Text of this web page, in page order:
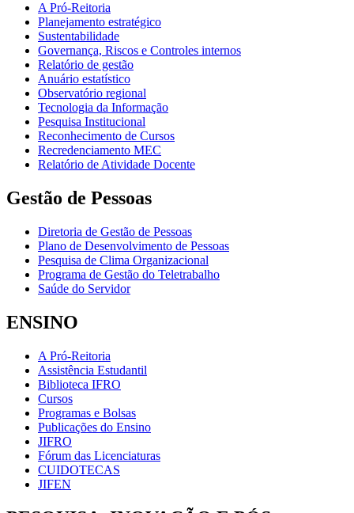
A Pró-Reitoria
Planejamento estratégico
Sustentabilidade
Governança, Riscos e Controles internos
Relatório de gestão
Anuário estatístico
Observatório regional
Tecnologia da Informação
Pesquisa Institucional
Reconhecimento de Cursos
Recredenciamento MEC
Relatório de Atividade Docente
Gestão de Pessoas
Diretoria de Gestão de Pessoas
Plano de Desenvolvimento de Pessoas
Pesquisa de Clima Organizacional
Programa de Gestão do Teletrabalho
Saúde do Servidor
ENSINO
A Pró-Reitoria
Assistência Estudantil
Biblioteca IFRO
Cursos
Programas e Bolsas
Publicações do Ensino
JIFRO
Fórum das Licenciaturas
CUIDOTECAS
JIFEN